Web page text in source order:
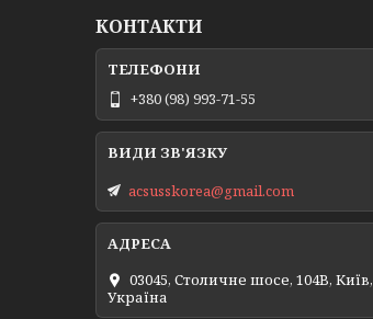
КОНТАКТИ
+380 (98) 993-71-55
acsusskorea@gmail.com
03045, Столичне шосе, 104B, Київ,
Україна